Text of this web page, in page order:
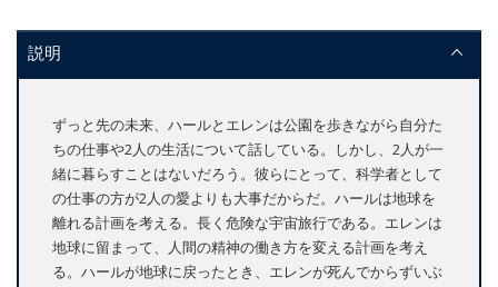
説明
ずっと先の未来、ハールとエレンは公園を歩きながら自分た
ちの仕事や2人の生活について話している。しかし、2人が一
緒に暮らすことはないだろう。彼らにとって、科学者として
の仕事の方が2人の愛よりも大事だからだ。ハールは地球を
離れる計画を考える。長く危険な宇宙旅行である。エレンは
地球に留まって、人間の精神の働き方を変える計画を考え
る。ハールが地球に戻ったとき、エレンが死んでからずいぶ